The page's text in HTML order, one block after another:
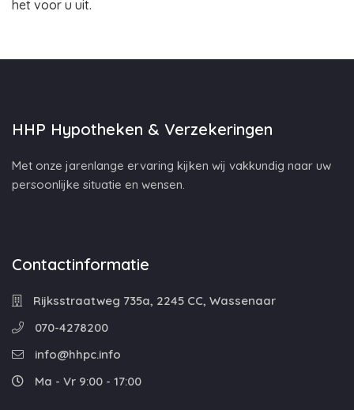
het voor u uit.
HHP Hypotheken & Verzekeringen
Met onze jarenlange ervaring kijken wij vakkundig naar uw
persoonlijke situatie en wensen.
Contactinformatie
Rijksstraatweg 735a, 2245 CC, Wassenaar
070-4278200
info@hhpc.info
Ma - Vr 9:00 - 17:00